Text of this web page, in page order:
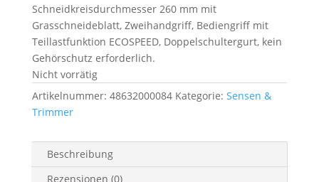
Schneidkreisdurchmesser 260 mm mit
Grasschneideblatt, Zweihandgriff, Bediengriff mit
Teillastfunktion ECOSPEED, Doppelschultergurt, kein
Gehörschutz erforderlich.
Nicht vorrätig
Artikelnummer: 48632000084 Kategorie: Sensen &
Trimmer
Beschreibung
Rezensionen (0)